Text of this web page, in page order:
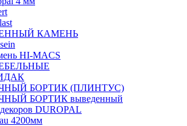
КАМЕНЬ
HI-MACS
БОРТИК (ПЛИНТУС)
БОРТИК выведенный
DUROPAL
4200мм